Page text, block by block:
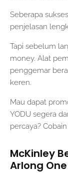
Seberapa
penjelasan
Tapi sebelum
money. Alat
penggemar
keren.
Mau dapat
YODU segera
percaya?
McKinley
Arlong